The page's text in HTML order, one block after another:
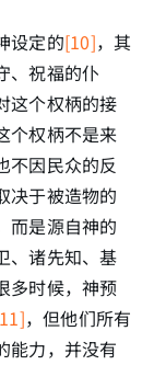
设定的[10]，其
、祝福的仆
这个权柄的接
个权柄不是来
不因民众的反
决于被造物的
而是源自神的
、诸先知、基
多时候，神预
，但他们所有
能力，并没有